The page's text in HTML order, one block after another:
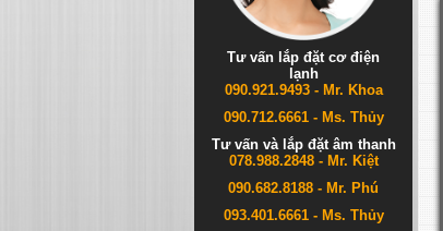
Tư vấn lắp đặt cơ điện
lạnh
090.921.9493 - Mr. Khoa
090.712.6661 - Ms. Thủy
Tư vấn và lắp đặt âm thanh
078.988.2848 - Mr. Kiệt
090.682.8188 - Mr. Phú
093.401.6661 - Ms. Thủy